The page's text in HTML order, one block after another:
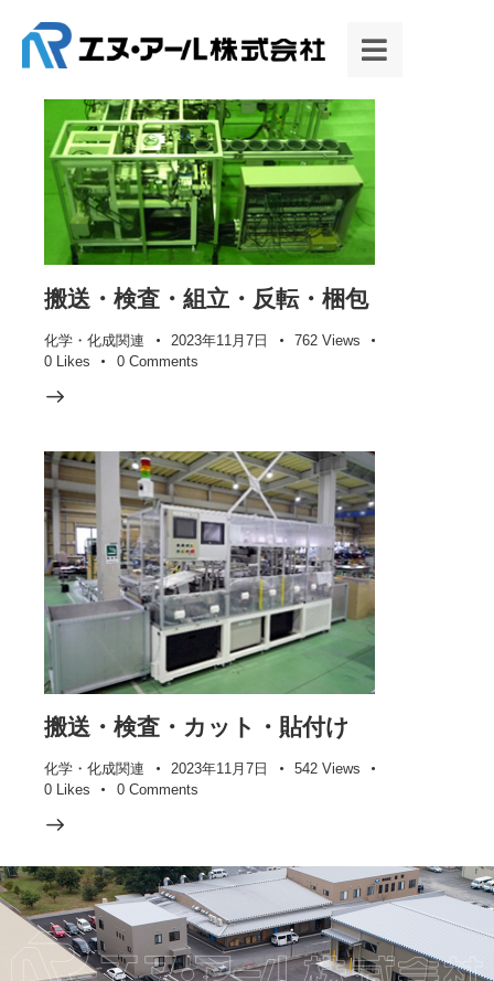
搬送・検査・組立・反転・梱包
化学・化成関連 2023年11月7日 762 Views
0 Likes 0 Comments
搬送・検査・カット・貼付け
化学・化成関連 2023年11月7日 542 Views
0 Likes 0 Comments